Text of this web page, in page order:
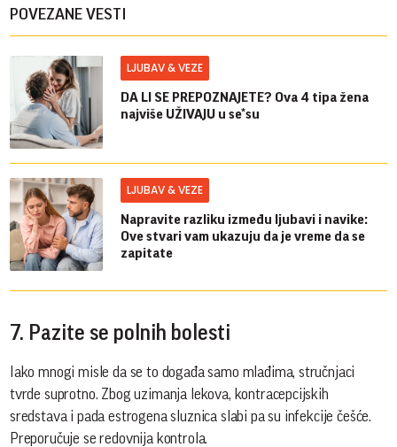
POVEZANE VESTI
LJUBAV & VEZE
DA LI SE PREPOZNAJETE? Ova 4 tipa žena
najviše UŽIVAJU u se*su
LJUBAV & VEZE
Napravite razliku između ljubavi i navike:
Ove stvari vam ukazuju da je vreme da se
zapitate
7. Pazite se polnih bolesti
Iako mnogi misle da se to događa samo mlađima, stručnjaci
tvrde suprotno. Zbog uzimanja lekova, kontracepcijskih
sredstava i pada estrogena sluznica slabi pa su infekcije češće.
Preporučuje se redovnija kontrola.